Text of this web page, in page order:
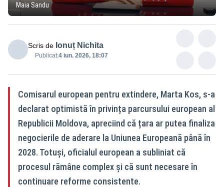
Maia Sandu
Scris de Ionuț Nichita
Publicat:4 iun. 2026, 18:07
Comisarul european pentru extindere, Marta Kos, s-a
declarat optimistă în privința parcursului european al
Republicii Moldova, apreciind că țara ar putea finaliza
negocierile de aderare la Uniunea Europeană până în
2028. Totuși, oficialul european a subliniat că
procesul rămâne complex și că sunt necesare în
continuare reforme consistente.